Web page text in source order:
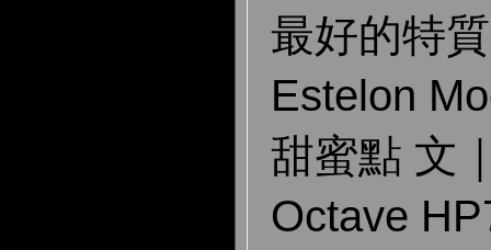
最好的特
Estelon
甜蜜點 文
Octave